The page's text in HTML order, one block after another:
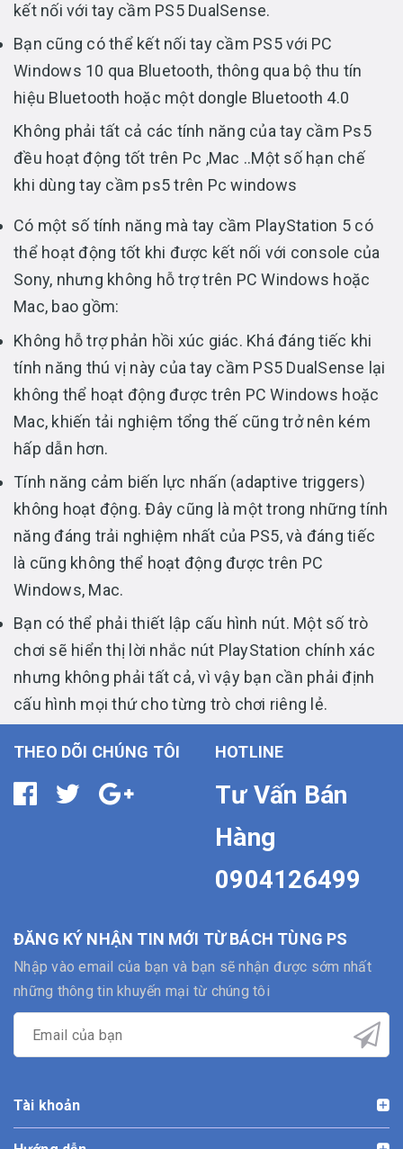
kết nối với tay cầm PS5 DualSense.
Bạn cũng có thể kết nối tay cầm PS5 với PC
Windows 10 qua Bluetooth, thông qua bộ thu tín
hiệu Bluetooth hoặc một dongle Bluetooth 4.0
Không phải tất cả các tính năng của tay cầm Ps5
đều hoạt động tốt trên Pc ,Mac ..Một số hạn chế
khi dùng tay cầm ps5 trên Pc windows
Có một số tính năng mà tay cầm PlayStation 5 có
thể hoạt động tốt khi được kết nối với console của
Sony, nhưng không hỗ trợ trên PC Windows hoặc
Mac, bao gồm:
Không hỗ trợ phản hồi xúc giác. Khá đáng tiếc khi
tính năng thú vị này của tay cầm PS5 DualSense lại
không thể hoạt động được trên PC Windows hoặc
Mac, khiến tải nghiệm tổng thế cũng trở nên kém
hấp dẫn hơn.
Tính năng cảm biến lực nhấn (adaptive triggers)
không hoạt động. Đây cũng là một trong những tính
năng đáng trải nghiệm nhất của PS5, và đáng tiếc
là cũng không thể hoạt động được trên PC
Windows, Mac.
Bạn có thể phải thiết lập cấu hình nút. Một số trò
chơi sẽ hiển thị lời nhắc nút PlayStation chính xác
nhưng không phải tất cả, vì vậy bạn cần phải định
cấu hình mọi thứ cho từng trò chơi riêng lẻ.
THEO DÕI CHÚNG TÔI HOTLINE
Tư Vấn Bán
Hàng
0904126499
ĐĂNG KÝ NHẬN TIN MỚI TỪ BÁCH TÙNG PS
Nhập vào email của bạn và bạn sẽ nhận được sớm nhất
những thông tin khuyến mại từ chúng tôi
Tài khoản